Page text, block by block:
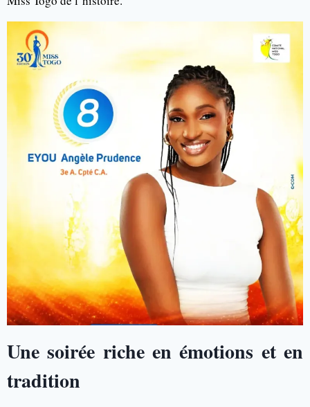
Une soirée riche en émotions et en
tradition